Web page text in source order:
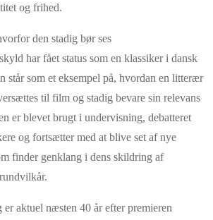
og frihed.
den stadig bør ses
har fået status som en klassiker i dansk
står som et eksempel på, hvordan en litterær
til film og stadig bevare sin relevans
er blevet brugt i undervisning, debatteret
og fortsætter med at blive set af nye
finder genklang i dens skildring af
aktuel næsten 40 år efter premieren